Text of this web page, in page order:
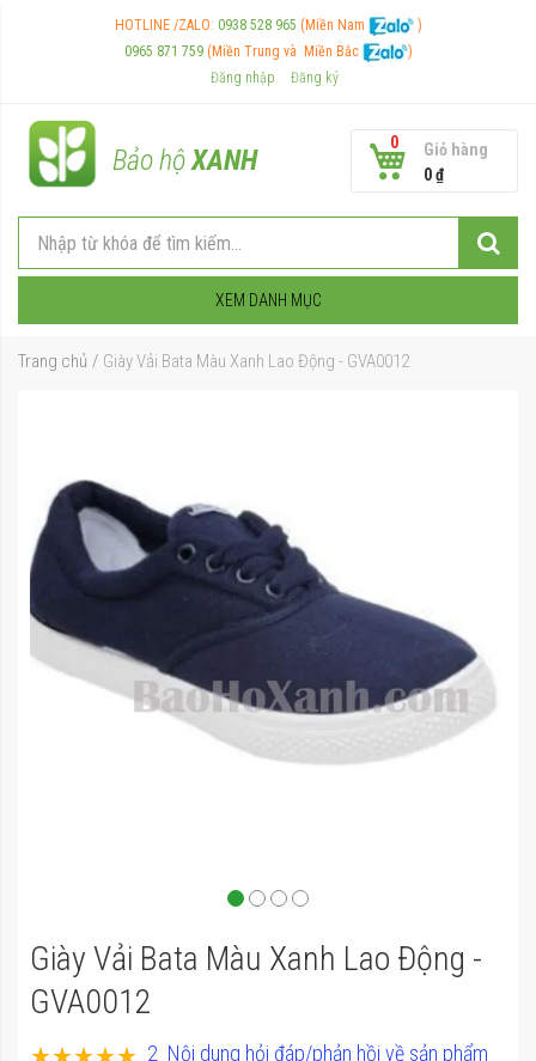
HOTLINE /ZALO: 0938 528 965 (Miền Nam
)
0965 871 759 (Miền Trung và Miền Bắc
)
Đăng nhập
Đăng ký
Bảo hộXANH
XEM DANH MỤC
Giỏ hàng
0
0 ₫
Trang chủ Giày Vải Bata Màu Xanh Lao Động - GVA0012
phần
đầu
của
thư
viện
hình
ảnh
đến
phần
Giày Vải Bata Màu Xanh Lao Động -
GVA0012
Xếp hạng:
2 Nội dung hỏi đáp/phản hồi về sản phẩm